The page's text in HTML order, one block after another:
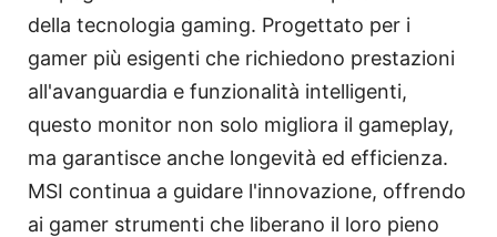
della tecnologia gaming. Progettato per i
gamer più esigenti che richiedono prestazioni
all'avanguardia e funzionalità intelligenti,
questo monitor non solo migliora il gameplay,
ma garantisce anche longevità ed efficienza.
MSI continua a guidare l'innovazione, offrendo
ai gamer strumenti che liberano il loro pieno